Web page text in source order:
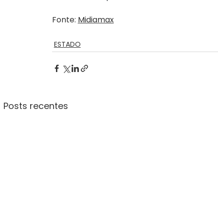
Fonte: Midiamax
ESTADO
Posts recentes